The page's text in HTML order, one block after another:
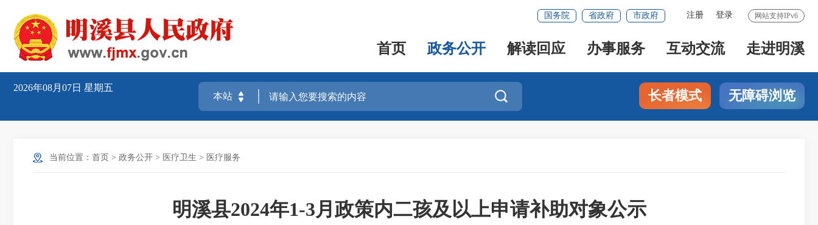
网站支持IPv6
注册 登录
国务院 省政府 市政府
首页 政务公开 解读回应 办事服务 互动交流 走进明溪
2026年08月07日 星期五
 长者模式 无障碍浏览
当前位置： 首页 > 政务公开 > 医疗卫生 > 医疗服务
明溪县2024年1-3月政策内二孩及以上申请补助对象公示